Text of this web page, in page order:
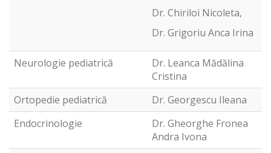
Dr. Chiriloi Nicoleta,
Dr. Grigoriu Anca Irina
Neurologie pediatrică
Dr. Leanca Mădălina
Cristina
Ortopedie pediatrică
Dr. Georgescu Ileana
Endocrinologie
Dr. Gheorghe Fronea
Andra Ivona